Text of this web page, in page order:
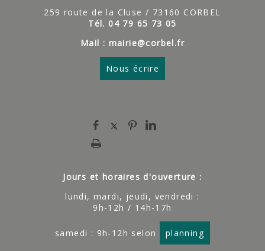
259 route de la Cluse / 73160 CORBEL
Tél. 04 79 65 73 05
Mail : mairie@corbel.fr
Nous écrire
Jours et horaires d'ouverture :
lundi, mardi, jeudi, vendredi :
9h-12h / 14h-17h
samedi : 9h-12h selon planning